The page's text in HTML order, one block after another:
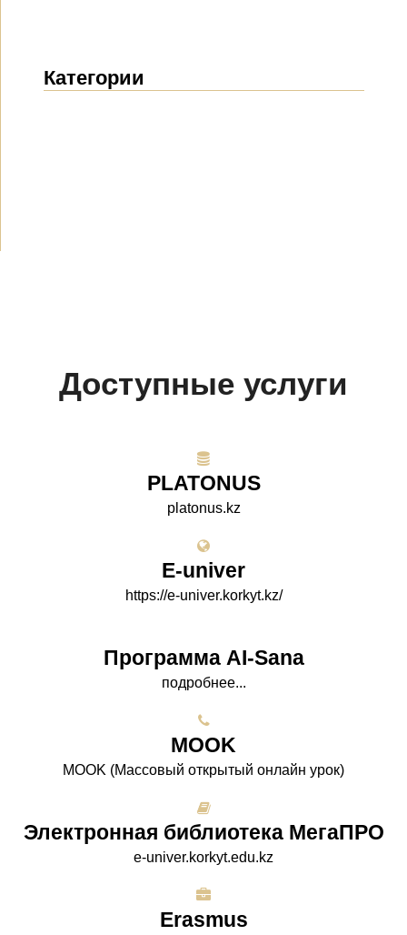
Категории
Доступные услуги
PLATONUS
platonus.kz
E-univer
https://e-univer.korkyt.kz/
Программа AI-Sana
подробнее...
МООK
МООK (Массовый открытый онлайн урок)
Электронная библиотека МегаПРО
e-univer.korkyt.edu.kz
Erasmus